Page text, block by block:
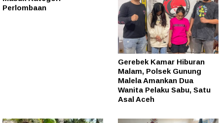
Perlombaan
Gerebek Kamar Hiburan
Malam, Polsek Gunung
Malela Amankan Dua
Wanita Pelaku Sabu, Satu
Asal Aceh